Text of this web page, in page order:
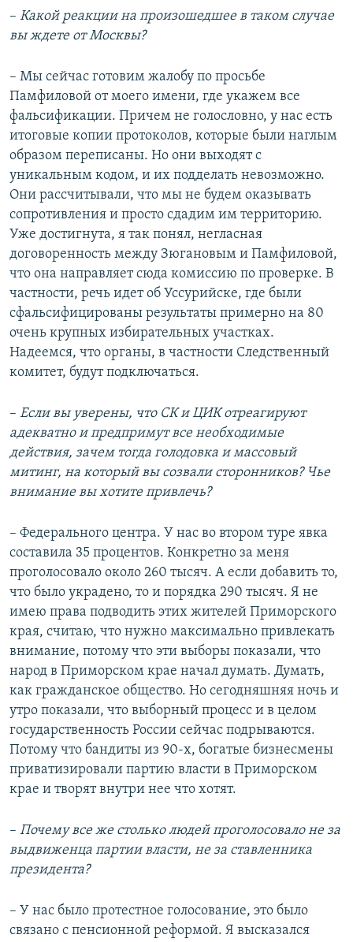
–​ Какой реакции на произошедшее в таком случае
вы ждете от Москвы?
– Мы сейчас готовим жалобу по просьбе
Памфиловой от моего имени, где укажем все
фальсификации. Причем не голословно, у нас есть
итоговые копии протоколов, которые были наглым
образом переписаны. Но они выходят с
уникальным кодом, и их подделать невозможно.
Они рассчитывали, что мы не будем оказывать
сопротивления и просто сдадим им территорию.
Уже достигнута, я так понял, негласная
договоренность между Зюгановым и Памфиловой,
что она направляет сюда комиссию по проверке. В
частности, речь идет об Уссурийске, где были
сфальсифицированы результаты примерно на 80
очень крупных избирательных участках.
Надеемся, что органы, в частности Следственный
комитет, будут подключаться.
–​ Если вы уверены, что СК и ЦИК отреагируют
адекватно и предпримут все необходимые
действия, зачем тогда голодовка и массовый
митинг, на который вы созвали сторонников? Чье
внимание вы хотите привлечь?
– Федерального центра. У нас во втором туре явка
составила 35 процентов. Конкретно за меня
проголосовало около 260 тысяч. А если добавить то,
что было украдено, то и порядка 290 тысяч. Я не
имею права подводить этих жителей Приморского
края, считаю, что нужно максимально привлекать
внимание, потому что эти выборы показали, что
народ в Приморском крае начал думать. Думать,
как гражданское общество. Но сегодняшняя ночь и
утро показали, что выборный процесс и в целом
государственность России сейчас подрываются.
Потому что бандиты из 90-х, богатые бизнесмены
приватизировали партию власти в Приморском
крае и творят внутри нее что хотят.
–​ Почему все же столько людей проголосовало не за
выдвиженца партии власти, не за ставленника
президента?
– У нас было протестное голосование, это было
связано с пенсионной реформой. Я высказался